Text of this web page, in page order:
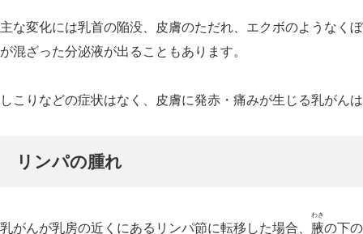
主な変化には乳首の陥没、皮膚のただれ、エクボのようなく
が混ざった分泌液が出ることもあります。
しこりなどの症状はなく、皮膚に発赤・痛みが生じる乳がん
リンパの腫れ
乳がんが乳房の近くにあるリンパ節に転移した場合、 腋
わき
の下